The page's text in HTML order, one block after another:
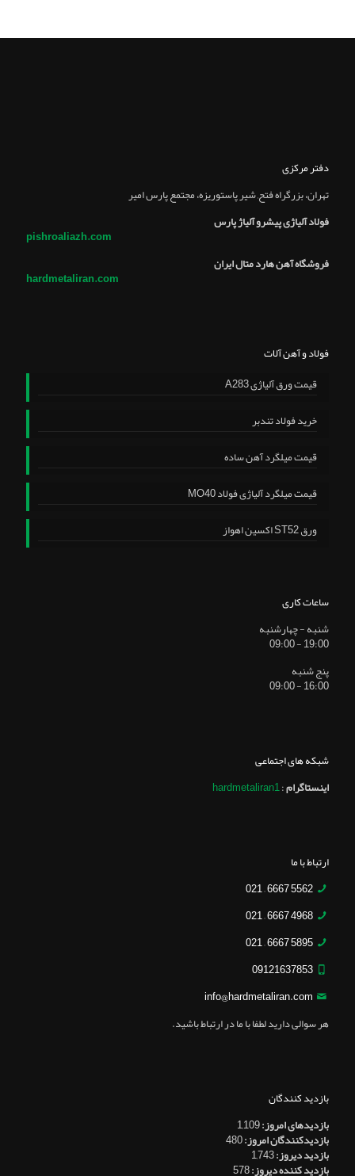
دفتر مرکزی
تهران، بزرگراه فتح, شير پاستوريزه، مجتمع پارس امير
فولاد آلیاژی پیشرو آلیاژ پارس
pishroaliazh.com
فروشگاه آهن هارد متال ایران
hardmetaliran.com
فولاد و آهن آلات
قیمت ورق آلیاژی A283
خرید فولاد تندبر
قیمت میلگرد آهن ساده
قیمت میلگرد آلیاژی فولاد MO40
ورق ST52 اکسین اهواز
ساعات کاری
شنبه - چهارشنبه
19:00 - 09:00
پنج شنبه
16:00 - 09:00
شبکه های اجتماعی
اینستاگرام:
hardmetaliran1
ارتباط با ما
5562 6667 – 021
4968 6667 – 021
5895 6667 – 021
09121637853
info@hardmetaliran.com
هر سوالی دارید لطفا با ما در ارتباط باشید.
بازدید کنندگان
بازدیدهای امروز:1,109
بازدیدکنندگان امروز:480
بازدید دیروز:1,743
بازدید کننده دیروز:578